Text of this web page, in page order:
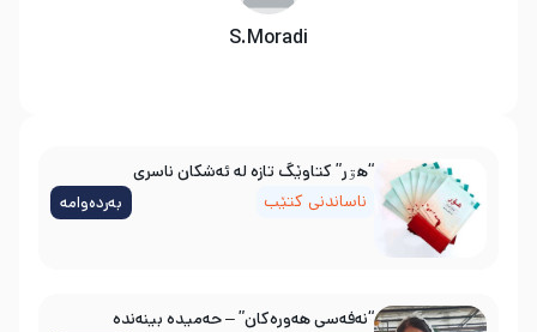
S.Moradi
“هۊر” کتاوێگ تازە لە ئەشکان ناسری
ناساندنی کتێب
بەردەوامە
“نەفەسی هەورەکان” – حەمیدە بینەندە